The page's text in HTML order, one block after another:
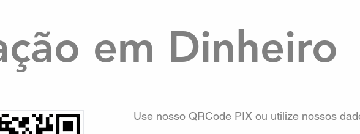
em Dinheiro
Use nosso QRCode PIX ou utilize nossos